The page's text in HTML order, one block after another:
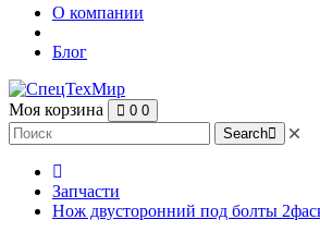
О компании
Блог
Моя корзина 0 0
Search
Запчасти
Нож двусторонний под болты